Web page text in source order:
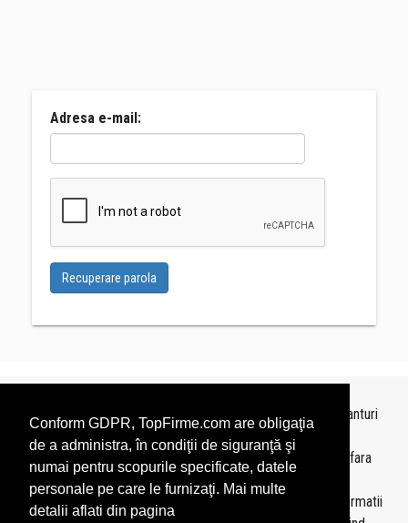
Conform GDPR, TopFirme.com are obligaţia
de a administra, în condiţii de siguranţă şi
numai pentru scopurile specificate, datele
personale pe care le furnizaţi. Mai multe
detalii aflati din pagina
Adresa e-mail:
Recuperare parola
Topurile sunt realizate deTopFirme
pe baza ultimelor bilanturi
depuse si au scop informativ.
Este interzisa folosirea topurilor fara acordul TopFirme si fara
precizarea sursei.
Daca doriti sa achizitionati
topuri personalizate
sau informatii